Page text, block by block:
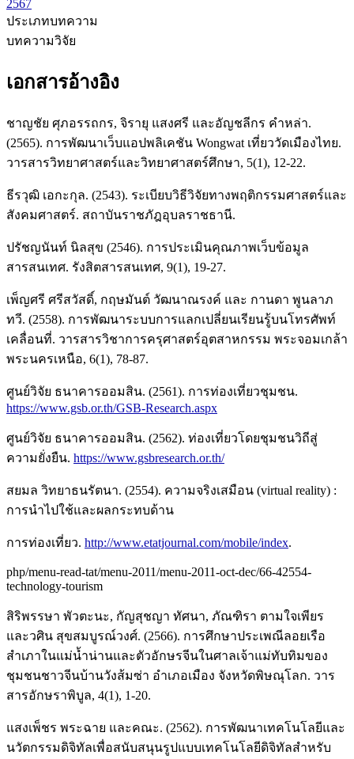
2567
ประเภทบทความ
บทความวิจัย
เอกสารอ้างอิง
ชาญชัย ศุภอรรถกร, จิรายุ แสงศรี และอัญชลีกร คําหล่า.
(2565). การพัฒนาเว็บแอปพลิเคชัน Wongwat เที่ยววัดเมืองไทย.
วารสารวิทยาศาสตร์และวิทยาศาสตร์ศึกษา, 5(1), 12-22.
ธีรวุฒิ เอกะกุล. (2543). ระเบียบวิธีวิจัยทางพฤติกรรมศาสตร์และ
สังคมศาสตร์. สถาบันราชภัฎอุบลราชธานี.
ปรัชญนันท์ นิลสุข (2546). การประเมินคุณภาพเว็บข้อมูล
สารสนเทศ. รังสิตสารสนเทศ, 9(1), 19-27.
เพ็ญศรี ศรีสวัสดิ์, กฤษมันต์ วัฒนาณรงค์ และ กานดา พูนลาภ
ทวี. (2558). การพัฒนาระบบการแลกเปลี่ยนเรียนรู้บนโทรศัพท์
เคลื่อนที่. วารสารวิชาการครุศาสตร์อุตสาหกรรม พระจอมเกล้า
พระนครเหนือ, 6(1), 78-87.
ศูนย์วิจัย ธนาคารออมสิน. (2561). การท่องเที่ยวชุมชน.
https://www.gsb.or.th/GSB-Research.aspx
ศูนย์วิจัย ธนาคารออมสิน. (2562). ท่องเที่ยวโดยชุมชนวิถีสู่
ความยั่งยืน. https://www.gsbresearch.or.th/
สยมล วิทยาธนรัตนา. (2554). ความจริงเสมือน (virtual reality) :
การนำไปใช้และผลกระทบด้าน
การท่องเที่ยว. http://www.etatjournal.com/mobile/index.
php/menu-read-tat/menu-2011/menu-2011-oct-dec/66-42554-
technology-tourism
สิริพรรษา พัวตะนะ, กัญสุชญา ทัศนา, ภัณฑิรา ตามใจเพียร
และวศิน สุขสมบูรณ์วงศ์. (2566). การศึกษาประเพณีลอยเรือ
สําเภาในแม่น้ำน่านและตัวอักษรจีนในศาลเจ้าแม่ทับทิมของ
ชุมชนชาวจีนบ้านวังส้มซ่า อําเภอเมือง จังหวัดพิษณุโลก. วาร
สารอักษราพิบูล, 4(1), 1-20.
แสงเพ็ชร พระฉาย และคณะ. (2562). การพัฒนาเทคโนโลยีและ
นวัตกรรมดิจิทัลเพื่อสนับสนุนรูปแบบเทคโนโลยีดิจิทัลสำหรับ